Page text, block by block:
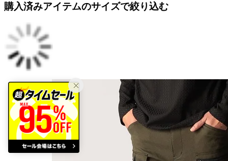
購入済みアイテムのサイズで絞り込む